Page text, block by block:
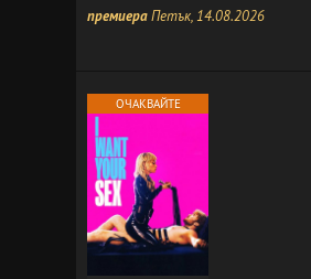
премиераПетък, 14.08.2026
ОЧАКВАЙТЕ